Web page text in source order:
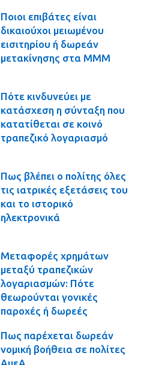
Ποιοι επιβάτες είναι
δικαιούχοι μειωμένου
εισιτηρίου ή δωρεάν
μετακίνησης στα ΜΜΜ
Πότε κινδυνεύει με
κατάσχεση η σύνταξη που
κατατίθεται σε κοινό
τραπεζικό λογαριασμό
Πως βλέπει ο πολίτης όλες
τις ιατρικές εξετάσεις του
και το ιστορικό
ηλεκτρονικά
Μεταφορές χρημάτων
μεταξύ τραπεζικών
λογαριασμών: Πότε
θεωρούνται γονικές
παροχές ή δωρεές
Πως παρέχεται δωρεάν
νομική βοήθεια σε πολίτες
ΑμεΑ